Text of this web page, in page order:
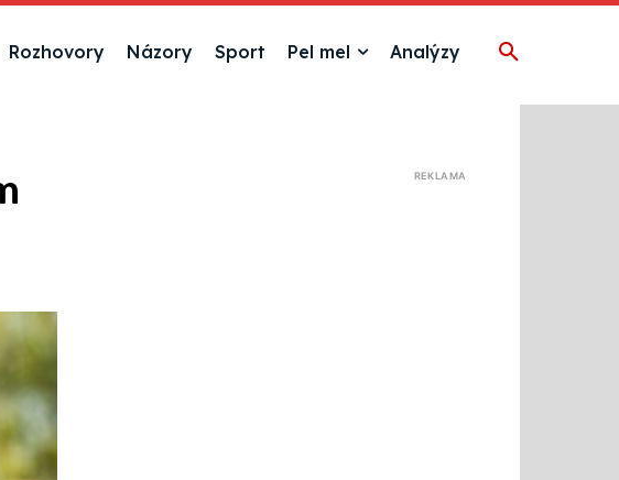
Rozhovory Názory Sport Pel mel Analýzy
REKLAMA